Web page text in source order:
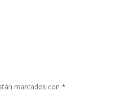
marcados con*